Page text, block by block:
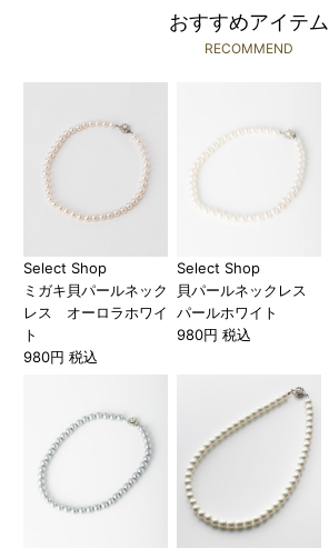
おすすめアイテム
RECOMMEND
Select Shop
ミガキ貝パールネック
レス オーロラホワイ
ト
980円 税込
Select Shop
貝パールネックレス
パールホワイト
980円 税込